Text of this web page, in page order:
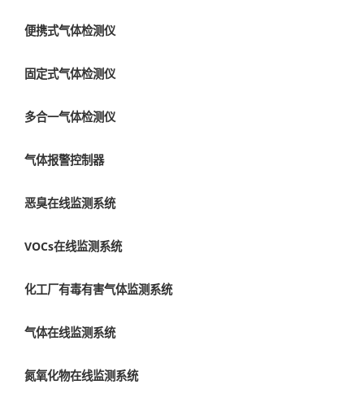
便携式气体检测仪
固定式气体检测仪
多合一气体检测仪
气体报警控制器
恶臭在线监测系统
VOCs在线监测系统
化工厂有毒有害气体监测系统
气体在线监测系统
氮氧化物在线监测系统